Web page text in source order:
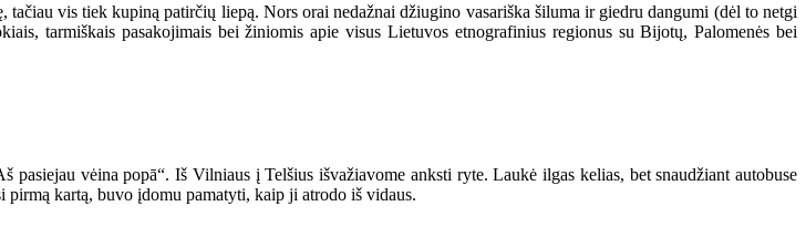
vis tiek kupiną patirčių liepą. Nors orai nedažnai džiugino vasariška šiluma ir giedru dangumi (dėl to netgi
tarmiškais pasakojimais bei žiniomis apie visus Lietuvos etnografinius regionus su Bijotų, Palomenės bei
vėina popā“. Iš Vilniaus į Telšius išvažiavome anksti ryte. Laukė ilgas kelias, bet snaudžiant autobuse
kartą, buvo įdomu pamatyti, kaip ji atrodo iš vidaus.